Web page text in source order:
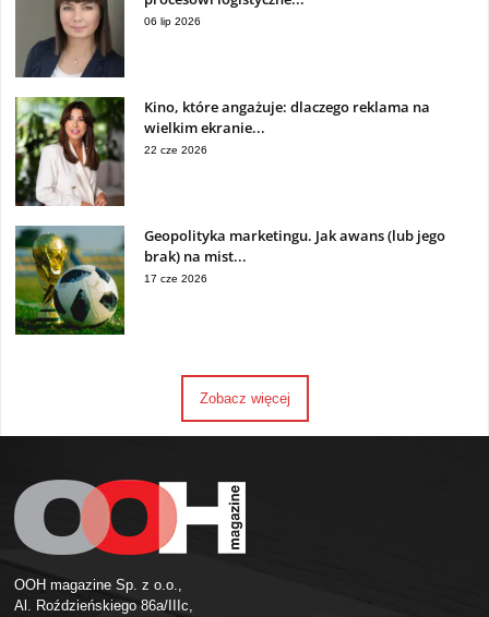
06 lip 2026
Kino, które angażuje: dlaczego reklama na
wielkim ekranie...
22 cze 2026
Geopolityka marketingu. Jak awans (lub jego
brak) na mist...
17 cze 2026
Zobacz więcej
OOH magazine Sp. z o.o.,
Al. Roździeńskiego 86a/IIIc,